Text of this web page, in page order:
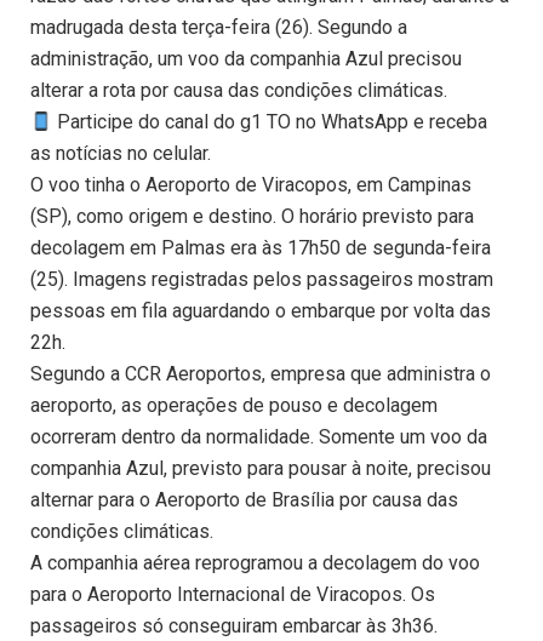
madrugada desta terça-feira (26). Segundo a
administração, um voo da companhia Azul precisou
alterar a rota por causa das condições climáticas.
Participe do canal do g1 TO no WhatsApp e receba
as notícias no celular.
O voo tinha o Aeroporto de Viracopos, em Campinas
(SP), como origem e destino. O horário previsto para
decolagem em Palmas era às 17h50 de segunda-feira
(25). Imagens registradas pelos passageiros mostram
pessoas em fila aguardando o embarque por volta das
22h.
Segundo a CCR Aeroportos, empresa que administra o
aeroporto, as operações de pouso e decolagem
ocorreram dentro da normalidade. Somente um voo da
companhia Azul, previsto para pousar à noite, precisou
alternar para o Aeroporto de Brasília por causa das
condições climáticas.
A companhia aérea reprogramou a decolagem do voo
para o Aeroporto Internacional de Viracopos. Os
passageiros só conseguiram embarcar às 3h36.